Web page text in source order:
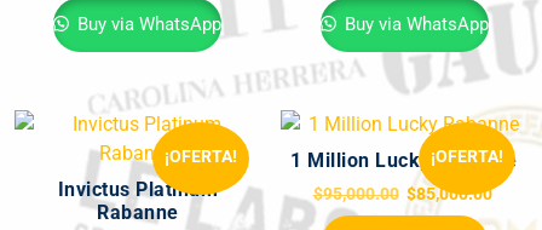
Buy via WhatsApp Buy via WhatsApp
¡OFERTA!
Invictus Platinum
Rabanne
¡OFERTA!
1 Million Lucky Rabanne
$95,000.00 $85,000.00